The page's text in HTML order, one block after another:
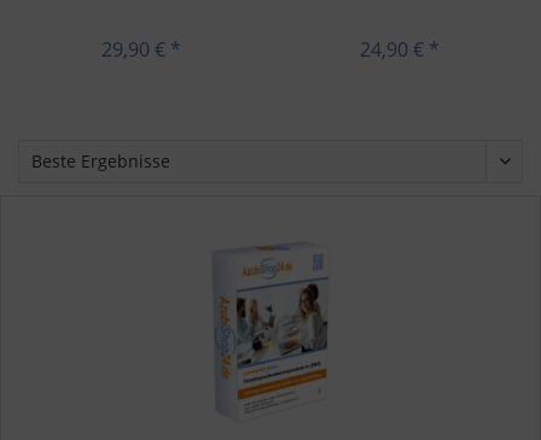
29,90 € * 24,90 € *